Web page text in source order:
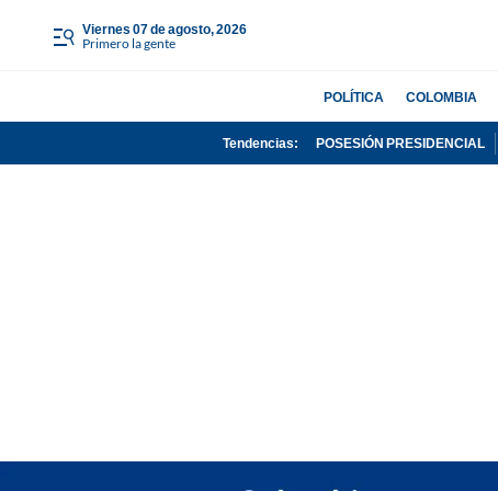
viernes 07 de agosto, 2026
Primero la gente
POLÍTICA COLOMBIA
Tendencias: POSESIÓN PRESIDENCIAL